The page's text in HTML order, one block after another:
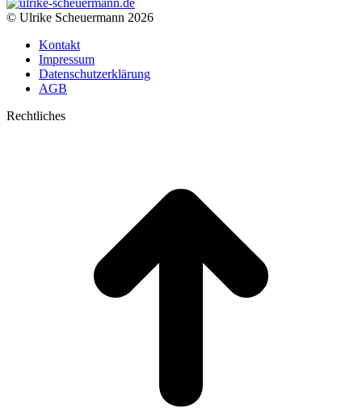
© Ulrike Scheuermann 2026
Kontakt
Impressum
Datenschutzerklärung
AGB
Rechtliches